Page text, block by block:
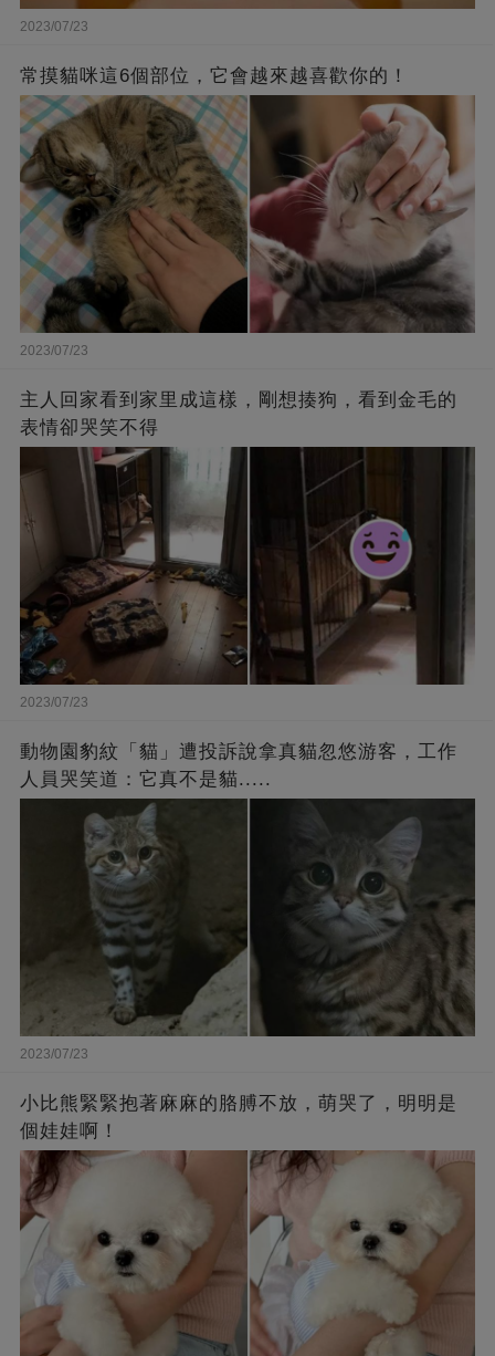
2023/07/23
常摸貓咪這6個部位，它會越來越喜歡你的！
2023/07/23
主人回家看到家里成這樣，剛想揍狗，看到金毛的
表情卻哭笑不得
2023/07/23
動物園豹紋「貓」遭投訴說拿真貓忽悠游客，工作
人員哭笑道：它真不是貓.....
2023/07/23
小比熊緊緊抱著麻麻的胳膊不放，萌哭了，明明是
個娃娃啊！